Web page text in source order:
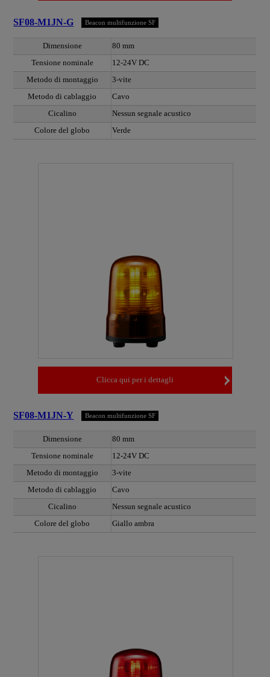
SF08-M1JN-G Beacon multifunzione SF
Dimensione
80 mm
Tensione nominale
12-24V DC
Metodo di montaggio
3-vite
Metodo di cablaggio
Cavo
Cicalino
Nessun segnale acustico
Colore del globo
Verde
Clicca qui per i dettagli
SF08-M1JN-Y Beacon multifunzione SF
Dimensione
80 mm
Tensione nominale
12-24V DC
Metodo di montaggio
3-vite
Metodo di cablaggio
Cavo
Cicalino
Nessun segnale acustico
Colore del globo
Giallo ambra